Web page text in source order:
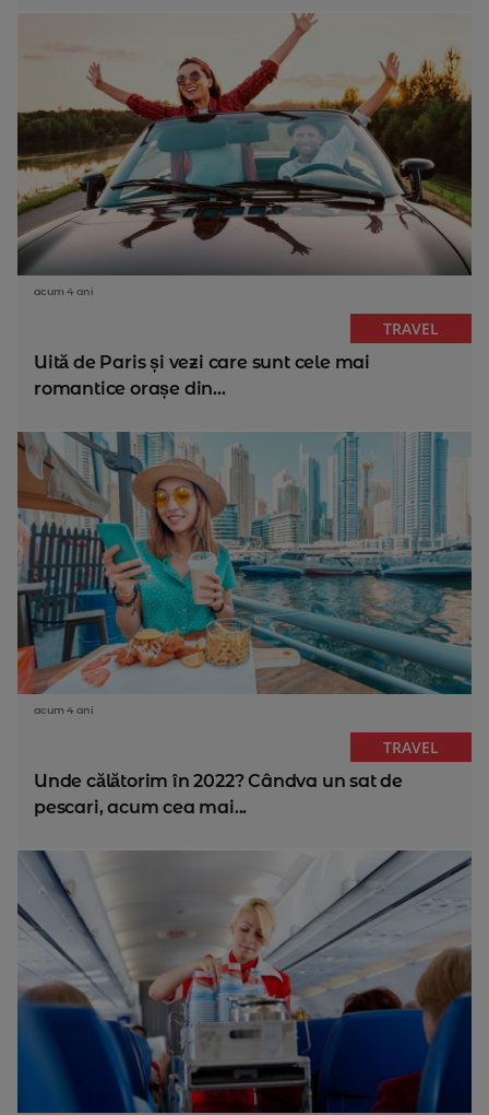
acum 4 ani
TRAVEL
Uită de Paris și vezi care sunt cele mai
romantice orașe din...
acum 4 ani
TRAVEL
Unde călătorim în 2022? Cândva un sat de
pescari, acum cea mai...